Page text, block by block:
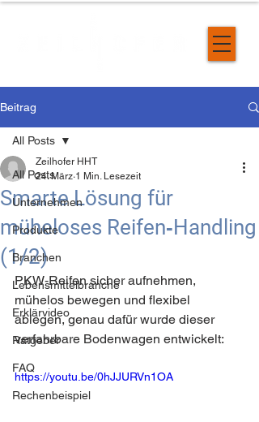
Beitrag
All Posts
Unternehmen
Produkte
Branchen
Lebensmittelbranche
Erklärvideo
Ratgeber
FAQ
Rechenbeispiel
All Posts
Smarte Lösung für
müheloses Reifen‑Handling
(1/2)
Zeilhofer HHT
24. März 1 Min. Lesezeit
PKW‑Reifen sicher aufnehmen,
mühelos bewegen und flexibel
ablegen, genau dafür wurde dieser
verfahrbare Bodenwagen entwickelt:
https://youtu.be/0hJJURVn1OA